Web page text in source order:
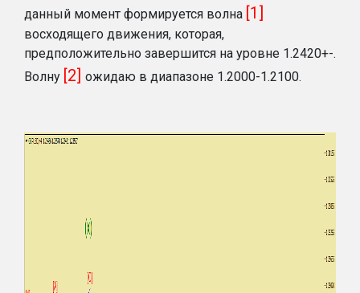
данный момент формируется волна [1]
восходящего движения, которая,
предположительно завершится на уровне 1.2420+-.
Волну [2] ожидаю в диапазоне 1.2000-1.2100.